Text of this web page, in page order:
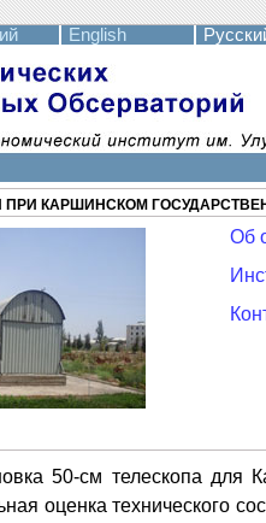
English
КАРШИНСКОМ
Об
50-см телескопа для
оценка технического